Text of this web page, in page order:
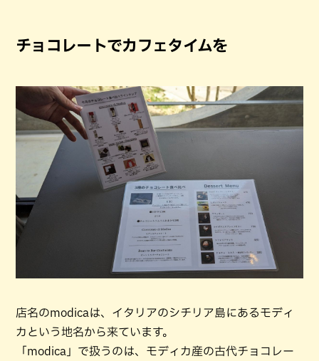
チョコレートでカフェタイムを
店名のmodicaは、イタリアのシチリア島にあるモディ
カという地名から来ています。
「modica」で扱うのは、モディカ産の古代チョコレー